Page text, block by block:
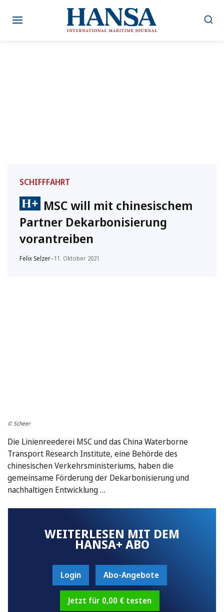
Inhalt
SCHIFFFAHRT
MSC will mit chinesischem
Partner Dekarbonisierung
vorantreiben
Felix Selzer–11. Oktober 2021
© Scheer
Die Linienreederei MSC und das China Waterborne
Transport Research Institute, eine Behörde des
chinesischen Verkehrsministeriums, haben die
gemeinsame Förderung der Dekarbonisierung und
nachhaltigen Entwicklung …
WEITERLESEN MIT DEM
HANSA+ ABO
Login Abo-Angebote
Jetzt für 0,00 € testen